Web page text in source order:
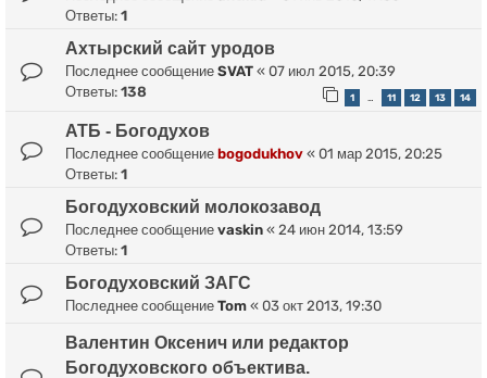
Ответы: 1
Ахтырский сайт уродов
Последнее сообщение SVAT « 07 июл 2015, 20:39
Ответы: 138 1 … 11 12 13 14
АТБ - Богодухов
Последнее сообщение bogodukhov « 01 мар 2015, 20:25
Ответы: 1
Богодуховский молокозавод
Последнее сообщение vaskin « 24 июн 2014, 13:59
Ответы: 1
Богодуховский ЗАГС
Последнее сообщение Tom « 03 окт 2013, 19:30
Валентин Оксенич или редактор
Богодуховского объектива.